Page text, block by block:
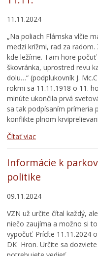
11.11.2024
„Na poliach Flámska vlčie
medzi krížmi, rad za radom.
kde ležíme. Tam hore
škovránka, uprostred revu
dolu…“ (podplukovník J.
rokmi sa 11.11.1918 o 11.
minúte ukončila prvá
sa tak podpísaním prímeria
konflikte plnom
Čítať viac
Informácie k
politike
09.11.2024
VZN už určite čítal každý,
niečo zaujíma a možno si
vypočuť. Príďte 11.11.2024
DK Hron. Určite sa